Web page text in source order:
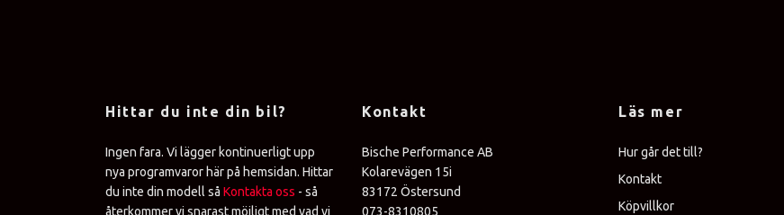
Hittar du inte din bil?
Ingen fara. Vi lägger kontinuerligt upp
nya programvaror här på hemsidan. Hittar
du inte din modell så Kontakta oss - så
återkommer vi snarast möjligt med vad vi
Kontakt
Bische Performance AB
Kolarevägen 15i
83172 Östersund
073-8310805
Läs mer
Hur går det till?
Kontakt
Köpvillkor